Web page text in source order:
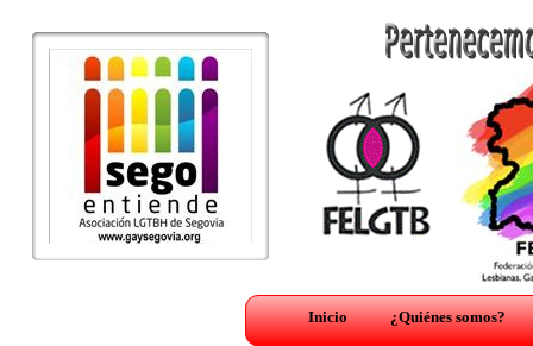
Inicio ¿Quiénes somos?